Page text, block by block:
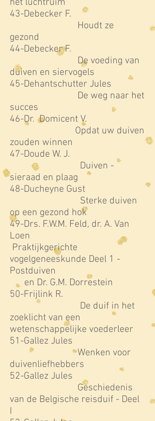
het luchtruim
43-Debecker F.
Houdt ze
gezond
44-Debecker F.
De voeding van
duiven en siervogels
45-Dehantschutter Jules
De weg naar het
succes
46-Dr. Domicent V.
Opdat uw duiven
zouden winnen
47-Doude W. J.
Duiven -
sieraad en plaag
48-Ducheyne Gust
Sterke duiven
op een gezond hok
49-Drs. F.W.M. Feld, dr. A. Van
Loen
Praktijkgerichte
vogelgeneeskunde Deel 1 -
Postduiven
en Dr. G.M. Dorrestein
50-Frijlink R.
De duif in het
zoeklicht van een
wetenschappelijke voederleer
51-Gallez Jules
Wenken voor
duivenliefhebbers
52-Gallez Jules
Geschiedenis
van de Belgische reisduif - Deel
I